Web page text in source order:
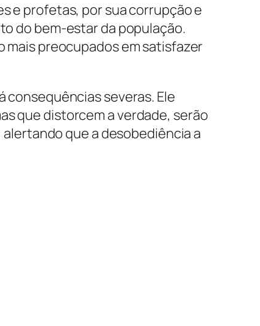
e profetas, por sua corrupção e
do bem-estar da população.
mais preocupados em satisfazer
severas. Ele
que distorcem a verdade, serão
que a desobediência a